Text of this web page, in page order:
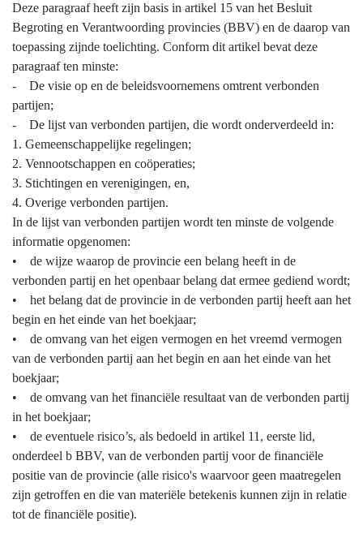
Deze paragraaf heeft zijn basis in artikel 15 van het Besluit
Begroting en Verantwoording provincies (BBV) en de daarop van
toepassing zijnde toelichting. Conform dit artikel bevat deze
paragraaf ten minste:
- De visie op en de beleidsvoornemens omtrent verbonden
partijen;
- De lijst van verbonden partijen, die wordt onderverdeeld in:
1. Gemeenschappelijke regelingen;
2. Vennootschappen en coöperaties;
3. Stichtingen en verenigingen, en,
4. Overige verbonden partijen.
In de lijst van verbonden partijen wordt ten minste de volgende
informatie opgenomen:
• de wijze waarop de provincie een belang heeft in de
verbonden partij en het openbaar belang dat ermee gediend wordt;
• het belang dat de provincie in de verbonden partij heeft aan het
begin en het einde van het boekjaar;
• de omvang van het eigen vermogen en het vreemd vermogen
van de verbonden partij aan het begin en aan het einde van het
boekjaar;
• de omvang van het financiële resultaat van de verbonden partij
in het boekjaar;
• de eventuele risico’s, als bedoeld in artikel 11, eerste lid,
onderdeel b BBV, van de verbonden partij voor de financiële
positie van de provincie (alle risico's waarvoor geen maatregelen
zijn getroffen en die van materiële betekenis kunnen zijn in relatie
tot de financiële positie).